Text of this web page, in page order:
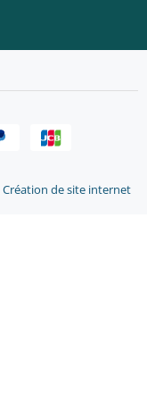
Création de site internet